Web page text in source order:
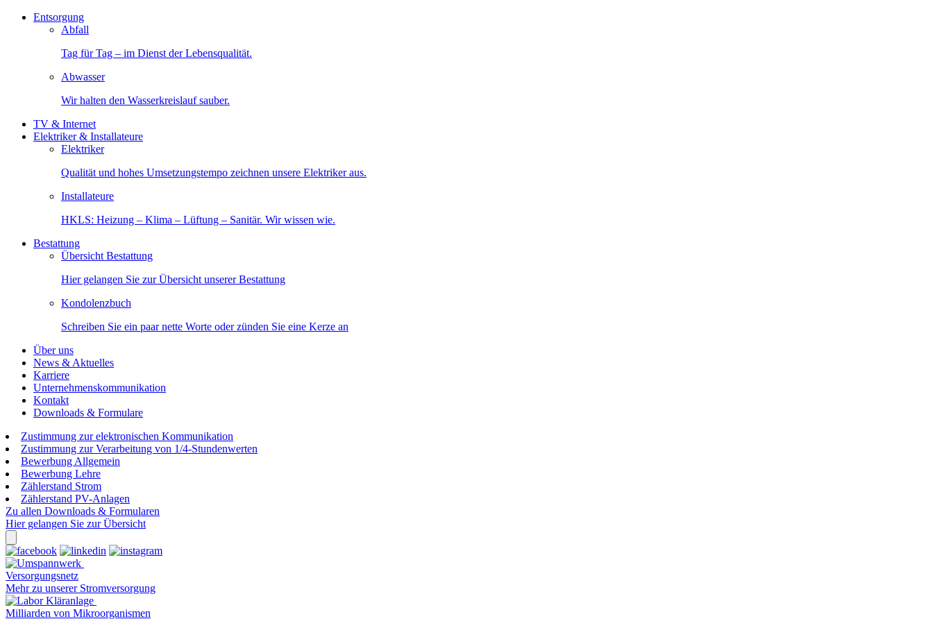
Entsorgung
Abfall
Tag für Tag – im Dienst der Lebensqualität.
Abwasser
Wir halten den Wasserkreislauf sauber.
TV & Internet
Elektriker & Installateure
Elektriker
Qualität und hohes Umsetzungstempo zeichnen unsere Elektriker aus.
Installateure
HKLS: Heizung – Klima – Lüftung – Sanitär. Wir wissen wie.
Bestattung
Übersicht Bestattung
Hier gelangen Sie zur Übersicht unserer Bestattung
Kondolenzbuch
Schreiben Sie ein paar nette Worte oder zünden Sie eine Kerze an
Über uns
News & Aktuelles
Karriere
Unternehmenskommunikation
Kontakt
Downloads & Formulare
Zustimmung zur elektronischen Kommunikation
Zustimmung zur Verarbeitung von 1/4-Stundenwerten
Bewerbung Allgemein
Bewerbung Lehre
Zählerstand Strom
Zählerstand PV-Anlagen
Zu allen Downloads & Formularen
Hier gelangen Sie zur Übersicht
Versorgungsnetz
Mehr zu unserer Stromversorgung
Milliarden von Mikroorganismen